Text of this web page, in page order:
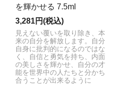
を輝かせる 7.5ml
3,281円(税込)
見えない覆いを取り除き、本
来の自分を解放します。自分
自身に批判的になるのではな
く、自信と勇気を持ち、内面
の美しさを輝かせ、自分の才
能を世界中の人たちと分かち
合うことが出来るように